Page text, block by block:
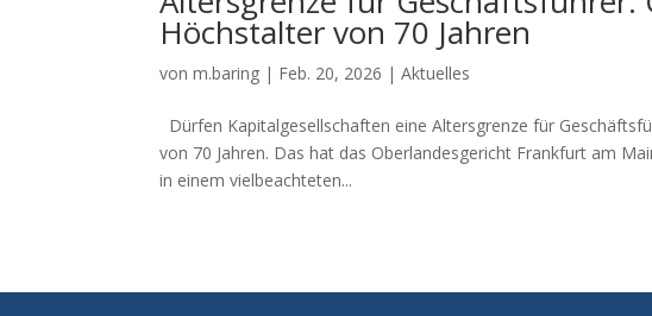
Höchstalter von 70 Jahren
vonm.baring | Feb. 20, 2026 |Aktuelles
Dürfen Kapitalgesellschaften eine Altersgrenze für
von 70 Jahren. Das hat das Oberlandesgericht Frankfurt am
in einem vielbeachteten...